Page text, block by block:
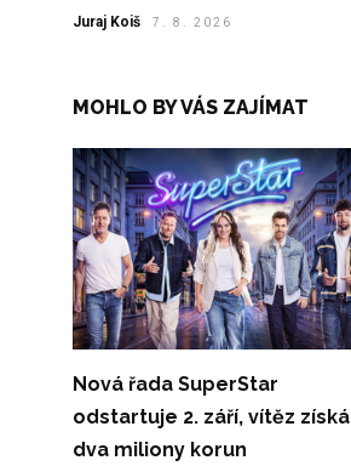
Juraj Koiš 7. 8. 2026
MOHLO BY VÁS ZAJÍMAT
Nová řada SuperStar
odstartuje 2. září, vítěz získá
dva miliony korun